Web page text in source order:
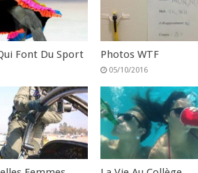
Font Du Sport Photos WTF
05/10/2016